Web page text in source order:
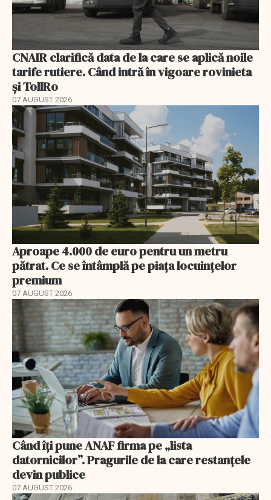
CNAIR clarifică data de la care se aplică noile
tarife rutiere. Când intră în vigoare rovinieta
și TollRo
07 AUGUST 2026
Aproape 4.000 de euro pentru un metru
pătrat. Ce se întâmplă pe piața locuințelor
premium
07 AUGUST 2026
Când îți pune ANAF firma pe „lista
datornicilor”. Pragurile de la care restanțele
devin publice
07 AUGUST 2026